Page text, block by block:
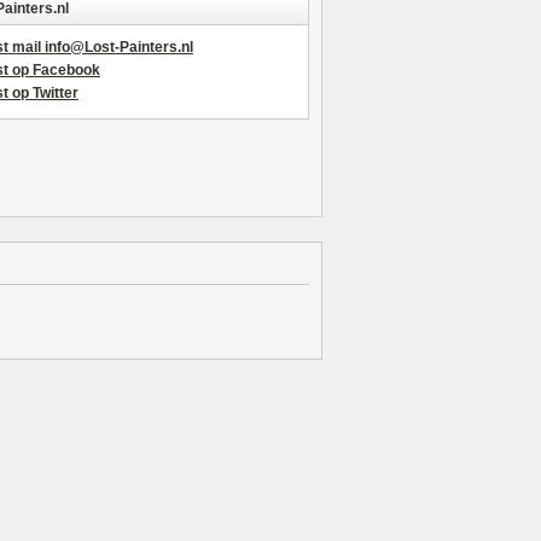
mail info@Lost-Painters.nl
op Facebook
op Twitter